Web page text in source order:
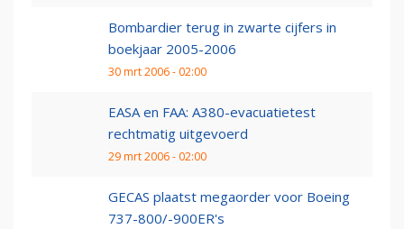
Bombardier terug in zwarte cijfers in
boekjaar 2005-2006
30 mrt 2006 - 02:00
EASA en FAA: A380-evacuatietest
rechtmatig uitgevoerd
29 mrt 2006 - 02:00
GECAS plaatst megaorder voor Boeing
737-800/-900ER's